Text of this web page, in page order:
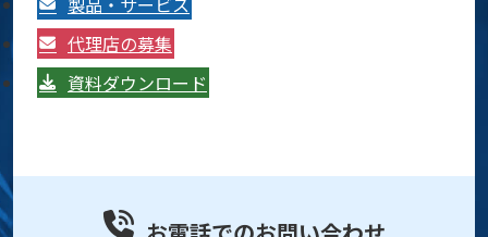
代理店の募集
資料ダウンロード